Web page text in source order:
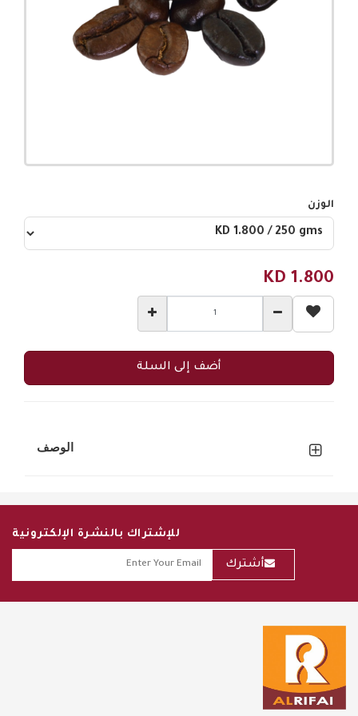
الوزن
KD 1.800
أضف إلى السلة
الوصف
للإشتراك بالنشرة الإلكترونية
أشترك